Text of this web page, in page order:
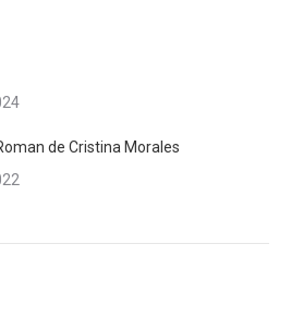
de Cristina Morales